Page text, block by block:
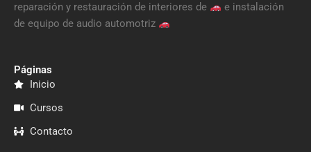
reparación y restauración de interiores de
e instalación
de equipo de audio automotriz
Páginas
Inicio
Cursos
Contacto